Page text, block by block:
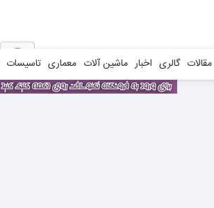
مقالات گالری اخبار ماشین آلات معماری تاسیسات